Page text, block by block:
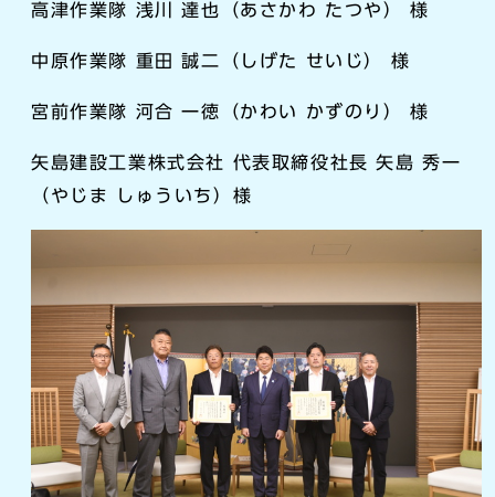
高津作業隊 浅川 達也（あさかわ たつや） 様
中原作業隊 重田 誠二（しげた せいじ） 様
宮前作業隊 河合 一徳（かわい かずのり） 様
矢島建設工業株式会社 代表取締役社長 矢島 秀一
（やじま しゅういち）様